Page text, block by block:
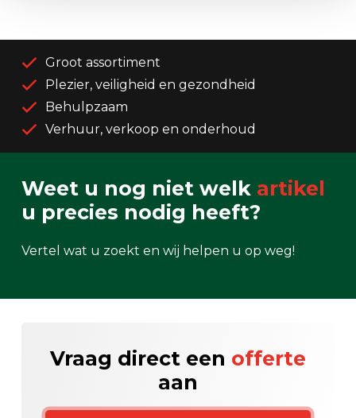
Groot assortiment
Plezier, veiligheid en gezondheid
Behulpzaam
Verhuur, verkoop en onderhoud
Weet u nog niet welk artikel
u precies nodig heeft?
Vertel wat u zoekt en wij helpen u op weg!
Vraag direct een offerte
aan